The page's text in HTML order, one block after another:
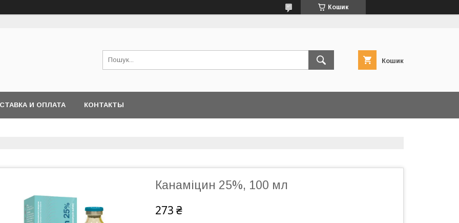
Кошик
Кошик
И ОПЛАТА КОНТАКТЫ
Канаміцин 25%, 100 мл
273 ₴